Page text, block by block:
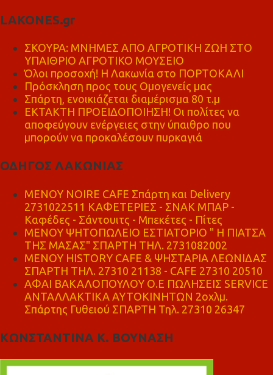
LAKONES.gr
ΣΚΟΥΡΑ: ΜΝΗΜΕΣ ΑΠΟ ΑΓΡΟΤΙΚΗ ΖΩΗ ΣΤΟ
ΥΠΑΙΘΡΙΟ ΑΓΡΟΤΙΚΟ ΜΟΥΣΕΙΟ
Όλοι προσοχή! Η Λακωνία στο ΠΟΡΤΟΚΑΛΙ
Πρόσκληση προς τους Ομογενείς μας
Σπάρτη, ενοικιάζεται διαμέρισμα 80 τ.μ
ΕΚΤΑΚΤΗ ΠΡΟΕΙΔΟΠΟΙΗΣΗ! Οι πολίτες να
αποφεύγουν ενέργειες στην ύπαιθρο που
μπορούν να προκαλέσουν πυρκαγιά
ΟΔΗΓΟΣ ΛΑΚΩΝΙΑΣ
MENOY NOIRE CAFE Σπάρτη και Delivery
2731022511 ΚΑΦΕΤΕΡΙΕΣ - ΣΝΑΚ ΜΠΑΡ -
Καφέδες - Σάντουιτς - Μπεκέτες - Πίτες
ΜΕΝΟΥ ΨΗΤΟΠΩΛΕΙΟ ΕΣΤΙΑΤΟΡΙΟ " Η ΠΙΑΤΣΑ
ΤΗΣ ΜΑΣΑΣ" ΣΠΑΡΤΗ ΤΗΛ. 2731082002
ΜΕΝΟΥ HISTORY CAFE & ΨΗΣΤΑΡΙΑ ΛΕΩΝΙΔΑΣ
ΣΠΑΡΤΗ ΤΗΛ. 27310 21138 - CAFE 27310 20510
ΑΦΑΙ ΒΑΚΑΛΟΠΟΥΛΟΥ Ο.Ε ΠΩΛΗΣΕΙΣ SERVICE
ΑΝΤΑΛΛΑΚΤΙΚΑ ΑΥΤΟΚΙΝΗΤΩΝ 2οχλμ.
Σπάρτης Γυθειού ΣΠΑΡΤΗ Τηλ. 27310 26347
ΚΩΝΣΤΑΝΤΙΝΑ Κ. ΒΟΥΝΑΣΗ